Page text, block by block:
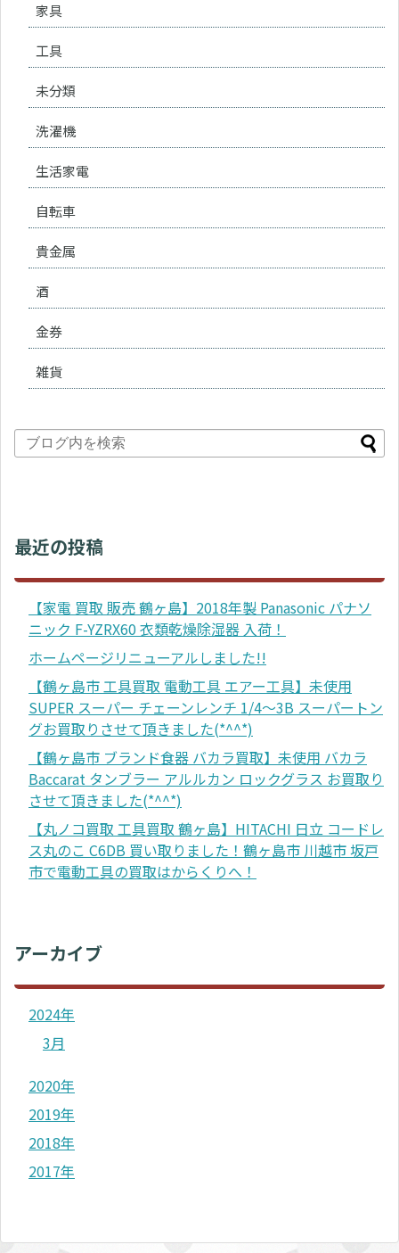
家具
工具
未分類
洗濯機
生活家電
自転車
貴金属
酒
金券
雑貨
最近の投稿
【家電 買取 販売 鶴ヶ島】2018年製 Panasonic パナソ
ニック F-YZRX60 衣類乾燥除湿器 入荷！
ホームページリニューアルしました!!
【鶴ヶ島市 工具買取 電動工具 エアー工具】未使用
SUPER スーパー チェーンレンチ 1/4～3B スーパートン
グお買取りさせて頂きました(*^^*)
【鶴ヶ島市 ブランド食器 バカラ買取】未使用 バカラ
Baccarat タンブラー アルルカン ロックグラス お買取り
させて頂きました(*^^*)
【丸ノコ買取 工具買取 鶴ヶ島】HITACHI 日立 コードレ
ス丸のこ C6DB 買い取りました！鶴ヶ島市 川越市 坂戸
市で電動工具の買取はからくりへ！
アーカイブ
2024年
3月
2020年
2019年
2018年
2017年